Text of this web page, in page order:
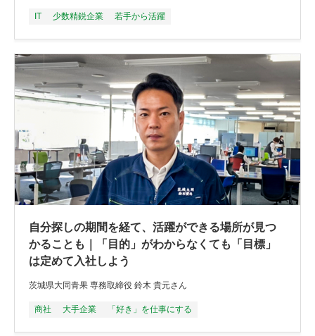
IT 少数精鋭企業 若手から活躍
自分探しの期間を経て、活躍ができる場所が見つ
かることも｜「目的」がわからなくても「目標」
は定めて入社しよう
茨城県大同青果 専務取締役 鈴木 貴元さん
商社 大手企業 「好き」を仕事にする